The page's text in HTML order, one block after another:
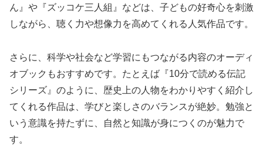
ん』や『ズッコケ三人組』などは、子どもの好奇心を刺激
しながら、聴く力や想像力を高めてくれる人気作品です。
さらに、科学や社会など学習にもつながる内容のオーディ
オブックもおすすめです。たとえば『10分で読める伝記
シリーズ』のように、歴史上の人物をわかりやすく紹介し
てくれる作品は、学びと楽しさのバランスが絶妙。勉強と
いう意識を持たずに、自然と知識が身につくのが魅力で
す。